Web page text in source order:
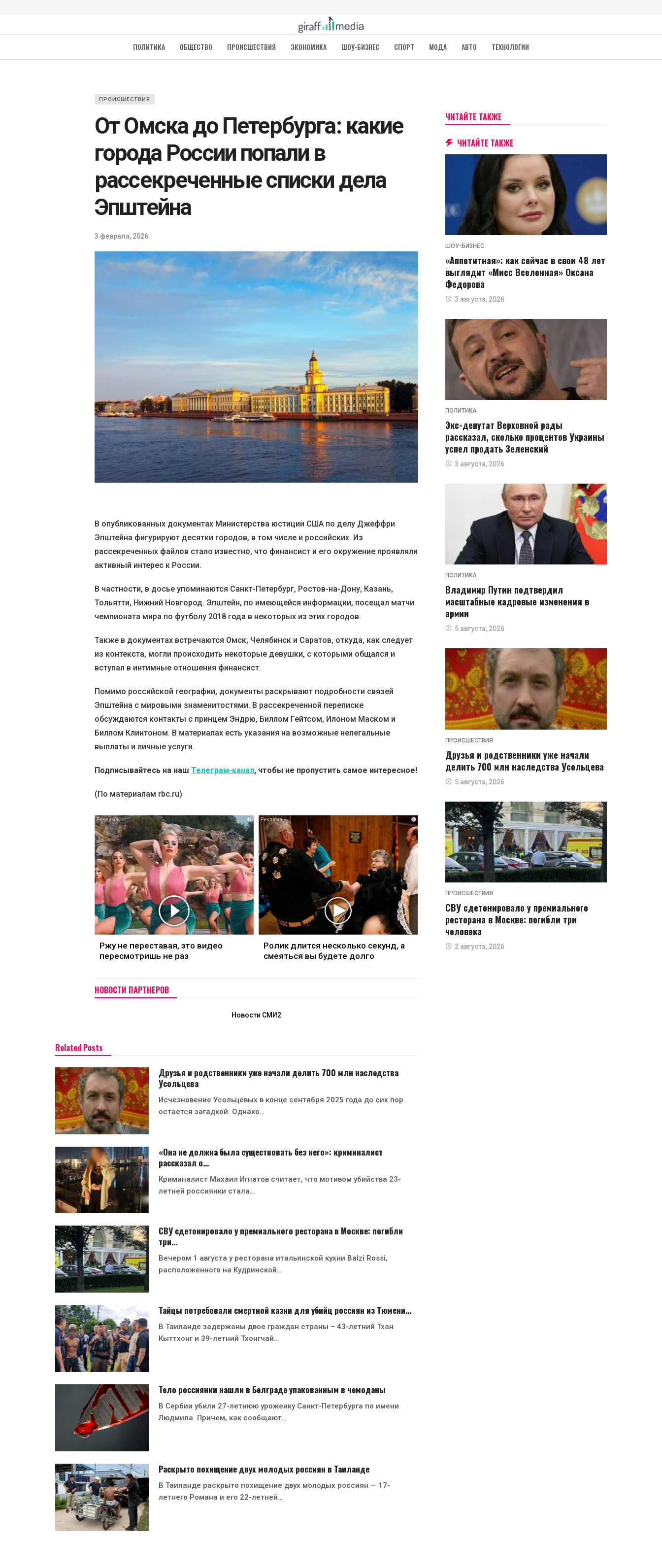
ПОЛИТИКА ОБЩЕСТВО ПРОИСШЕСТВИЯ ЭКОНОМИКА ШОУ-БИЗНЕС СПОРТ МОДА АВТО ТЕХНОЛОГИИ
ПРОИСШЕСТВИЯ
От Омска до Петербурга: какие
города России попали в
рассекреченные списки дела
Эпштейна
3 февраля, 2026
В опубликованных документах Министерства юстиции США по делу Джеффри
Эпштейна фигурируют десятки городов, в том числе и российских. Из
рассекреченных файлов стало известно, что финансист и его окружение проявляли
активный интерес к России.
В частности, в досье упоминаются Санкт-Петербург, Ростов-на-Дону, Казань,
Тольятти, Нижний Новгород. Эпштейн, по имеющейся информации, посещал матчи
чемпионата мира по футболу 2018 года в некоторых из этих городов.
Также в документах встречаются Омск, Челябинск и Саратов, откуда, как следует
из контекста, могли происходить некоторые девушки, с которыми общался и
вступал в интимные отношения финансист.
Помимо российской географии, документы раскрывают подробности связей
Эпштейна с мировыми знаменитостями. В рассекреченной переписке
обсуждаются контакты с принцем Эндрю, Биллом Гейтсом, Илоном Маском и
Биллом Клинтоном. В материалах есть указания на возможные нелегальные
выплаты и личные услуги.
Подписывайтесь на наш Телеграм-канал, чтобы не пропустить самое интересное!
(По материалам rbc.ru)
i
Ржу не переставая, это видео
пересмотришь не раз
i
Ролик длится несколько секунд, а
смеяться вы будете долго
НОВОСТИ ПАРТНЕРОВ
Новости СМИ2
Related Posts
Друзья и родственники уже начали делить 700 млн наследства
Усольцева
Исчезновение Усольцевых в конце сентября 2025 года до сих пор
остается загадкой. Однако…
«Она не должна была существовать без него»: криминалист
рассказал о…
Криминалист Михаил Игнатов считает, что мотивом убийства 23-
летней россиянки стала…
СВУ сдетонировало у премиального ресторана в Москве: погибли
три…
Вечером 1 августа у ресторана итальянской кухни Balzi Rossi,
расположенного на Кудринской…
Тайцы потребовали смертной казни для убийц россиян из Тюмени…
В Таиланде задержаны двое граждан страны – 43-летний Тхан
Кыттхонг и 39-летний Тхонгчай…
Тело россиянки нашли в Белграде упакованным в чемоданы
В Сербии убили 27-летнюю уроженку Санкт-Петербурга по имени
Людмила. Причем, как сообщают…
Раскрыто похищение двух молодых россиян в Таиланде
В Таиланде раскрыто похищение двух молодых россиян — 17-
летнего Романа и его 22-летней…
ЧИТАЙТЕ ТАКЖЕ
ЧИТАЙТЕ ТАКЖЕ
ШОУ-БИЗНЕС
«Аппетитная»: как сейчас в свои 48 лет
выглядит «Мисс Вселенная» Оксана
Федорова
3 августа, 2026
ПОЛИТИКА
Экс-депутат Верховной рады
рассказал, сколько процентов Украины
успел продать Зеленский
3 августа, 2026
ПОЛИТИКА
Владимир Путин подтвердил
масштабные кадровые изменения в
армии
5 августа, 2026
ПРОИСШЕСТВИЯ
Друзья и родственники уже начали
делить 700 млн наследства Усольцева
5 августа, 2026
ПРОИСШЕСТВИЯ
СВУ сдетонировало у премиального
ресторана в Москве: погибли три
человека
2 августа, 2026